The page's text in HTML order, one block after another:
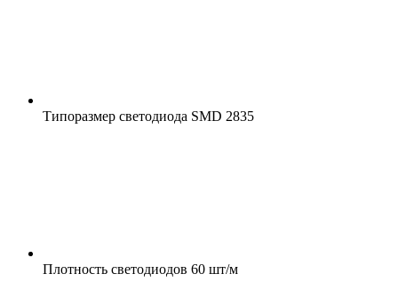
Типоразмер светодиода SMD 2835
Плотность светодиодов 60 шт/м